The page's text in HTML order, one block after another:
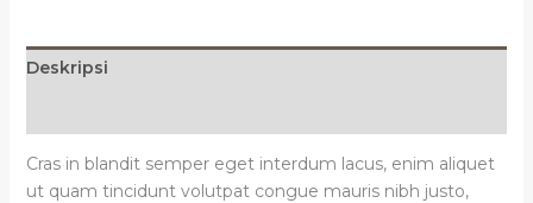
Deskripsi
Cras in blandit semper eget interdum lacus, enim aliquet
ut quam tincidunt volutpat congue mauris nibh justo,